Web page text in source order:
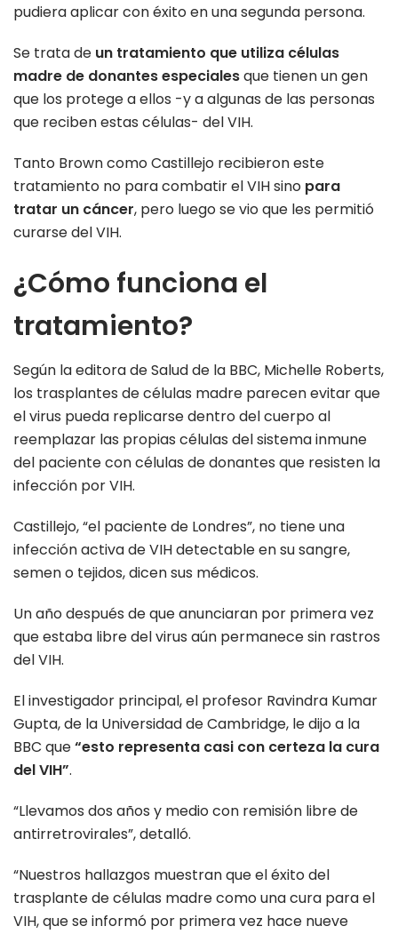
pudiera aplicar con éxito en una segunda persona.
Se trata de un tratamiento que utiliza células
madre de donantes especialesque tienen un gen
que los protege a ellos -y a algunas de las personas
que reciben estas células- del VIH.
Tanto Brown como Castillejo recibieron este
tratamiento no para combatir el VIH sino para
tratar un cáncer, pero luego se vio que les permitió
curarse del VIH.
¿Cómo funciona el
tratamiento?
Según la editora de Salud de la BBC, Michelle Roberts,
los trasplantes de células madre parecen evitar que
el virus pueda replicarse dentro del cuerpo al
reemplazar las propias células del sistema inmune
del paciente con células de donantes que resisten la
infección por VIH.
Castillejo, “el paciente de Londres”, no tiene una
infección activa de VIH detectable en su sangre,
semen o tejidos, dicen sus médicos.
Un año después de que anunciaran por primera vez
que estaba libre del virus aún permanece sin rastros
del VIH.
El investigador principal, el profesor Ravindra Kumar
Gupta, de la Universidad de Cambridge, le dijo a la
BBC que“esto representa casi con certeza la cura
del VIH”.
“Llevamos dos años y medio con remisión libre de
antirretrovirales”, detalló.
“Nuestros hallazgos muestran que el éxito del
trasplante de células madre como una cura para el
VIH, que se informó por primera vez hace nueve